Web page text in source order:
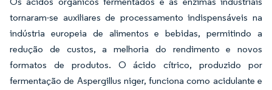
tornaram-se auxiliares de processamento indispensáveis na
indústria europeia de alimentos e bebidas, permitindo a
redução de custos, a melhoria do rendimento e novos
formatos de produtos. O ácido cítrico, produzido por
fermentação de Aspergillus niger, funciona como acidulante e